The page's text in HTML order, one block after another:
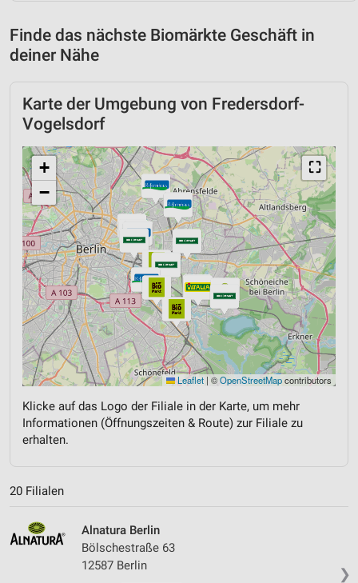
Finde das nächste Biomärkte Geschäft in
deiner Nähe
Karte der Umgebung von Fredersdorf-
Vogelsdorf
⛶
+
−
Leaflet | ©OpenStreetMapcontributors
Klicke auf das Logo der Filiale in der Karte, um mehr
Informationen (Öffnungszeiten & Route) zur Filiale zu
erhalten.
20 Filialen
❯
Alnatura Berlin
Bölschestraße 63
12587 Berlin